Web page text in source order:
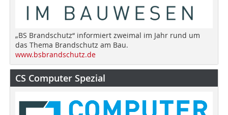
„BS Brandschutz“ informiert zweimal im Jahr rund um
das Thema Brandschutz am Bau.
www.bsbrandschutz.de
CS Computer Spezial